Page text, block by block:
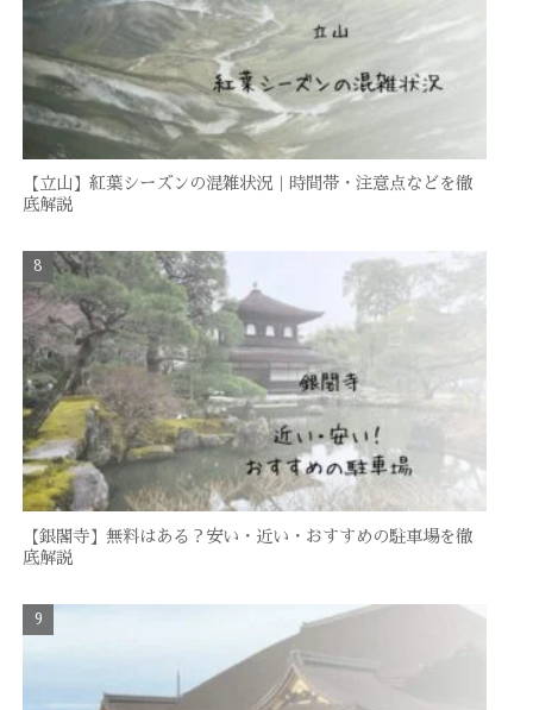
【立山】紅葉シーズンの混雑状況｜時間帯・注意点などを徹
底解説
【銀閣寺】無料はある？安い・近い・おすすめの駐車場を徹
底解説